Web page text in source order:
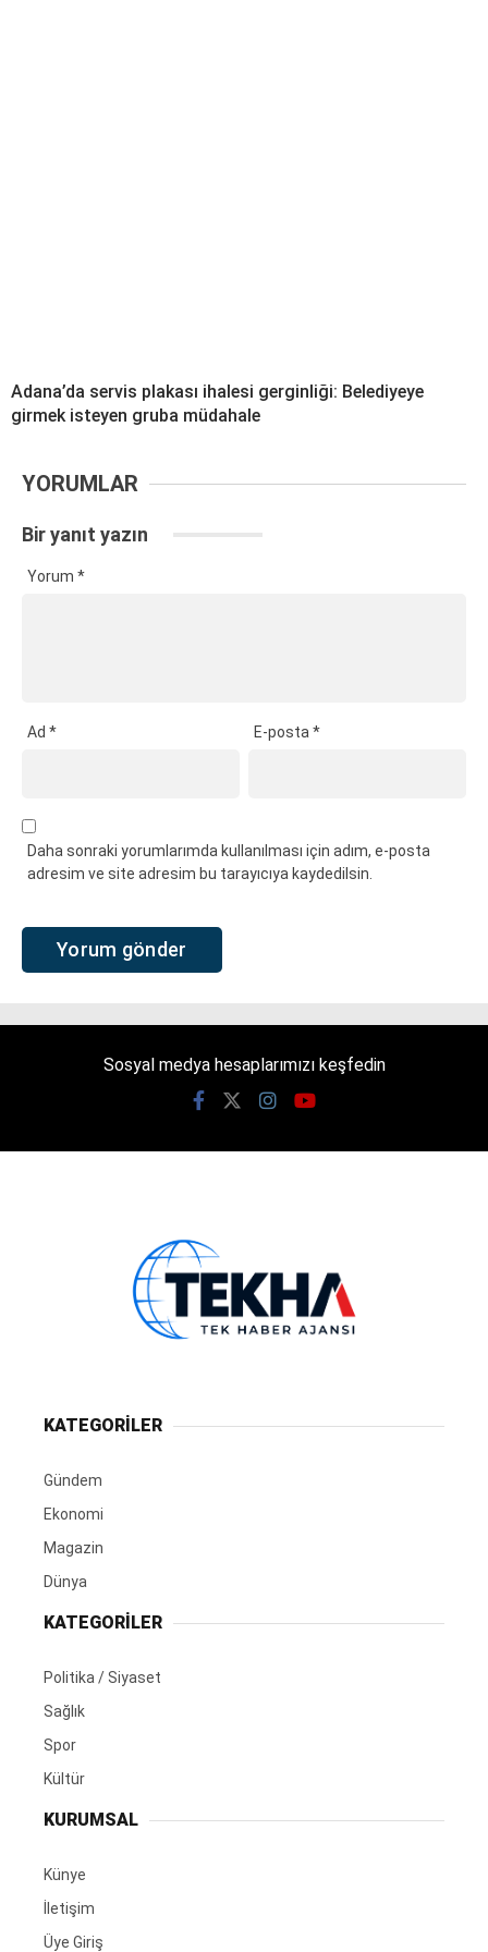
Adana’da servis plakası ihalesi gerginliği: Belediyeye
girmek isteyen gruba müdahale
YORUMLAR
Bir yanıt yazın
Yorum *
Ad * E-posta*
Daha sonraki yorumlarımda kullanılması için adım, e-posta
adresim ve site adresim bu tarayıcıya kaydedilsin.
Sosyal medya hesaplarımızı keşfedin
KATEGORİLER
Gündem
Ekonomi
Magazin
Dünya
KATEGORİLER
Politika / Siyaset
Sağlık
Spor
Kültür
KURUMSAL
Künye
İletişim
Üye Giriş